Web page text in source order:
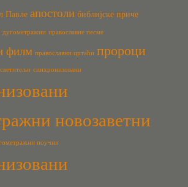
Павле апостоли библијске приче
дугометражни православне песме
филм православни цртаћи пророци
светитељи синхронизовани
новозаветни
поучни